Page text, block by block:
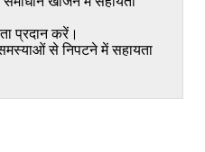
प्रदान करें।
से निपटने में सहायता